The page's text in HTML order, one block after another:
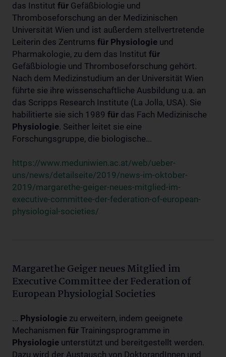
das Institut für Gefäßbiologie und
Thromboseforschung an der Medizinischen
Universität Wien und ist außerdem stellvertretende
Leiterin des Zentrums für Physiologie und
Pharmakologie, zu dem das Institut für
Gefäßbiologie und Thromboseforschung gehört.
Nach dem Medizinstudium an der Universität Wien
führte sie ihre wissenschaftliche Ausbildung u.a. an
das Scripps Research Institute (La Jolla, USA). Sie
habilitierte sie sich 1989 für das Fach Medizinische
Physiologie. Seither leitet sie eine
Forschungsgruppe, die biologische...
https://www.meduniwien.ac.at/web/ueber-
uns/news/detailseite/2019/news-im-oktober-
2019/margarethe-geiger-neues-mitglied-im-
executive-committee-der-federation-of-european-
physiologial-societies/
Margarethe Geiger neues Mitglied im
Executive Committee der Federation of
European Physiologial Societies
... Physiologie zu erweitern, indem geeignete
Mechanismen für Trainingsprogramme in
Physiologie unterstützt und bereitgestellt werden.
Dazu wird der Austausch von DoktorandInnen und